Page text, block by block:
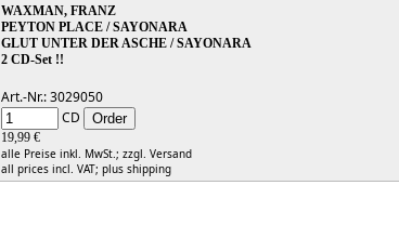
WAXMAN, FRANZ
PEYTON PLACE / SAYONARA
GLUT UNTER DER ASCHE / SAYONARA
2 CD-Set !!
Art.-Nr.: 3029050
CD
19,99 €
alle Preise inkl. MwSt.; zzgl. Versand
all prices incl. VAT; plus shipping